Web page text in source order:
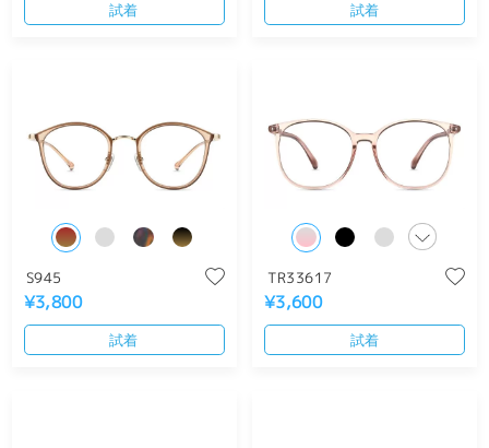
試着 試着
S945
¥3,800
試着
TR33617
¥3,600
試着